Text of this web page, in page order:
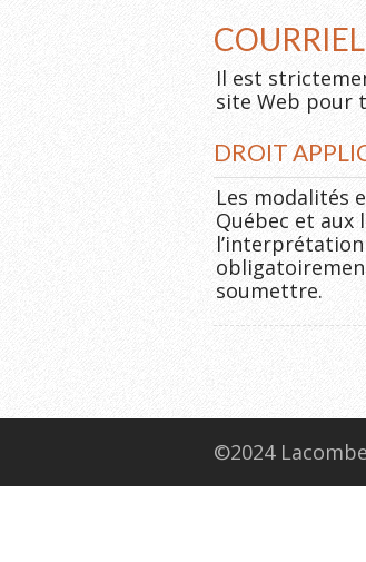
Il est
site Web pour
DROIT
Les modalités
Québec et aux
soumettre.
©2024